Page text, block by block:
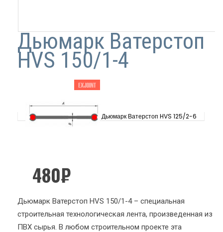
Дьюмарк Ватерстоп
HVS 150/1-4
Дьюмарк Ватерстоп HVS 125/2-6
480₽
Дьюмарк Ватерстоп HVS 150/1-4 – специальная
строительная технологическая лента, произведенная из
ПВХ сырья. В любом строительном проекте эта